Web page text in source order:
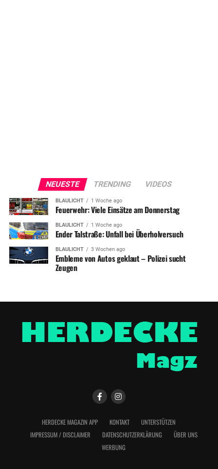
NEUESTE TRENDING VIDEOS
BLAULICHT 1 Woche ago
Feuerwehr: Viele Einsätze am Donnerstag
BLAULICHT 1 Woche ago
Ender Talstraße: Unfall bei Überholversuch
BLAULICHT 3 Wochen ago
Embleme von Autos geklaut – Polizei sucht
Zeugen
HERDECKE MAGAZIN APP KONTAKT
UNTERSTÜTZEN
IMPRESSUM / DISCLAIMER
DATENSCHUTZERKLÄRUNG
ÜBER UNS
WERBUNG